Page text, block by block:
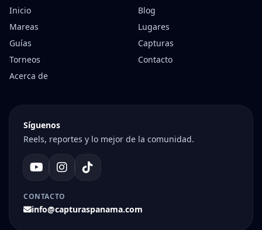
Inicio
Blog
Mareas
Lugares
Guías
Capturas
Torneos
Contacto
Acerca de
Síguenos
Reels, reportes y lo mejor de la comunidad.
CONTACTO
info@capturaspanama.com